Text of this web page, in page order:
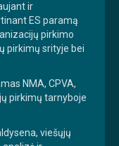
ir
ES paramą
pirkimo
pirkimų srityje bei
NMA, CPVA,
pirkimų tarnyboje
viešųjų